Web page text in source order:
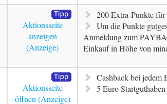
Aktionsseite
anzeigen
200 Extra-Punkte
Um die Punkte
Anmeldung zum
Einkauf in Höhe von
Aktionsseite
öffnen
Cashback bei jedem
5 Euro